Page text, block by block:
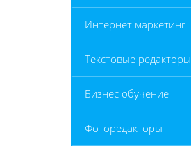
Интернет маркетинг
Текстовые редакторы
Бизнес обучение
Фоторедакторы